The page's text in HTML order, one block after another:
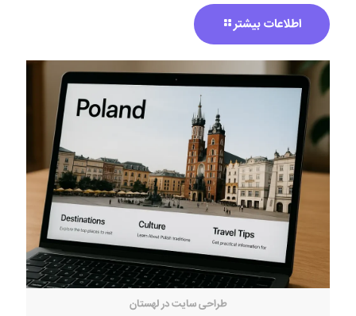
اطلاعات بیشتر
طراحی سایت در لهستان